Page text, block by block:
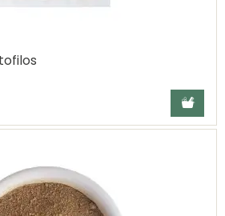
Ajouter